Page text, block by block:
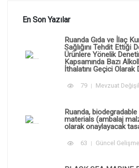
En Son Yazılar
Ruanda Gıda ve İlaç
Sağlığını Tehdit Ettiği
Ürünlere Yönelik
Kapsamında Bazı
İthalatını Geçici Olarak
79 Mevzuat
Ruanda,
materials (ambalaj
olarak onaylayacak
63 Güncel